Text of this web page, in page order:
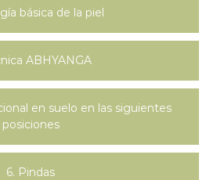
básica de la piel
ABHYANGA
en suelo en las siguientes
posiciones
6. Pindas